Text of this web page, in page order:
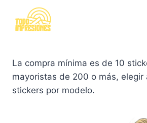
contenido
La compra mínima es de 10
mayoristas de 200 o más, elegir
stickers por modelo.